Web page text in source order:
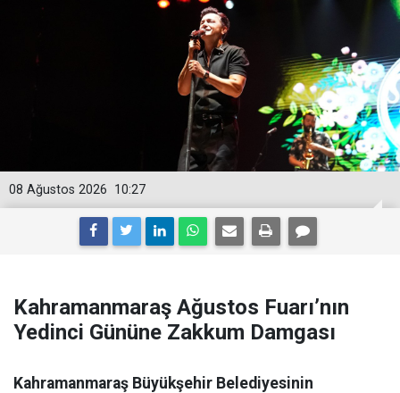
10:27
08 Ağustos 2026
Kahramanmaraş Ağustos Fuarı’nın
Yedinci Gününe Zakkum Damgası
Kahramanmaraş Büyükşehir Belediyesinin